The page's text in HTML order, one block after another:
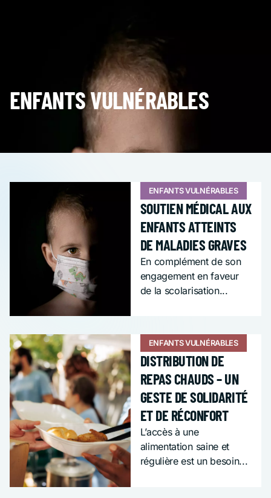
ENFANTS VULNÉRABLES
ENFANTS VULNÉRABLES
SOUTIEN MÉDICAL AUX
ENFANTS ATTEINTS
DE MALADIES GRAVES
En complément de son
engagement en faveur
de la scolarisation...
ENFANTS VULNÉRABLES
DISTRIBUTION DE
REPAS CHAUDS – UN
GESTE DE SOLIDARITÉ
ET DE RÉCONFORT
L’accès à une
alimentation saine et
régulière est un besoin...